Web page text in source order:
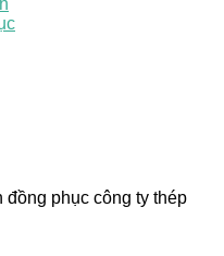
đồng phục công ty thép